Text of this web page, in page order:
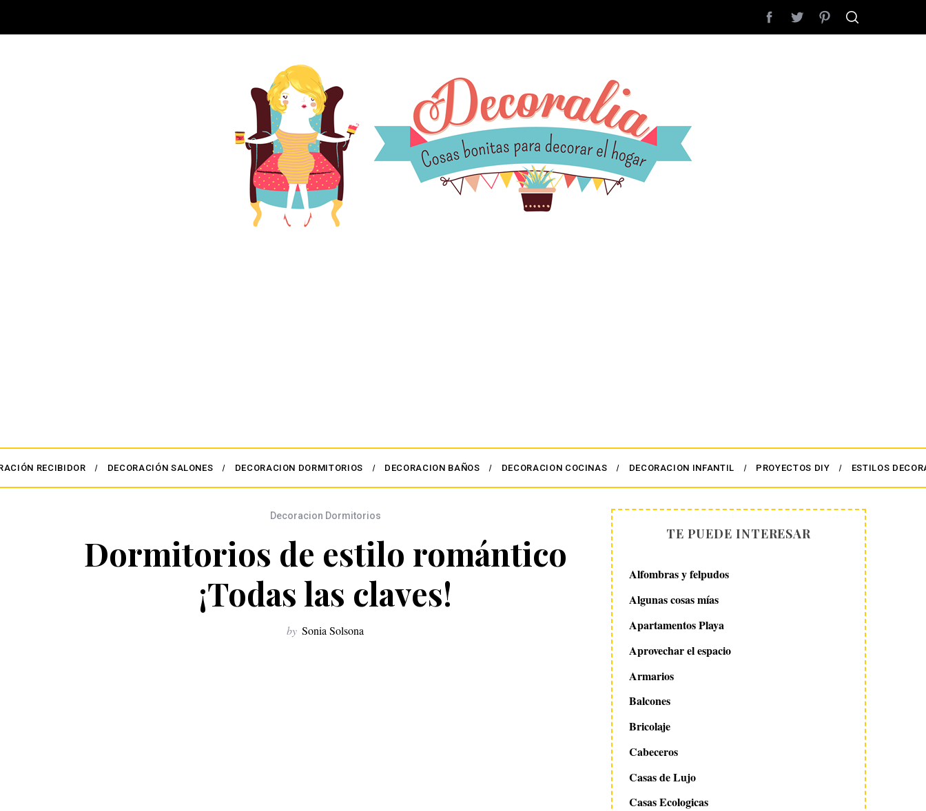
RECIBIDOR DECORACIÓN SALONES DECORACION DORMITORIOS DECORACION BAÑOS DECORACION COCINAS DECORACION INFANTIL PROYECTOS DIY ESTILOS
Decoracion Dormitorios
Dormitorios de estilo romántico
¡Todas las claves!
by Sonia Solsona
TE PUEDE INTERESAR
Alfombras y felpudos
Algunas cosas mías
Apartamentos Playa
Aprovechar el espacio
Armarios
Balcones
Bricolaje
Cabeceros
Casas de Lujo
Casas Ecologicas